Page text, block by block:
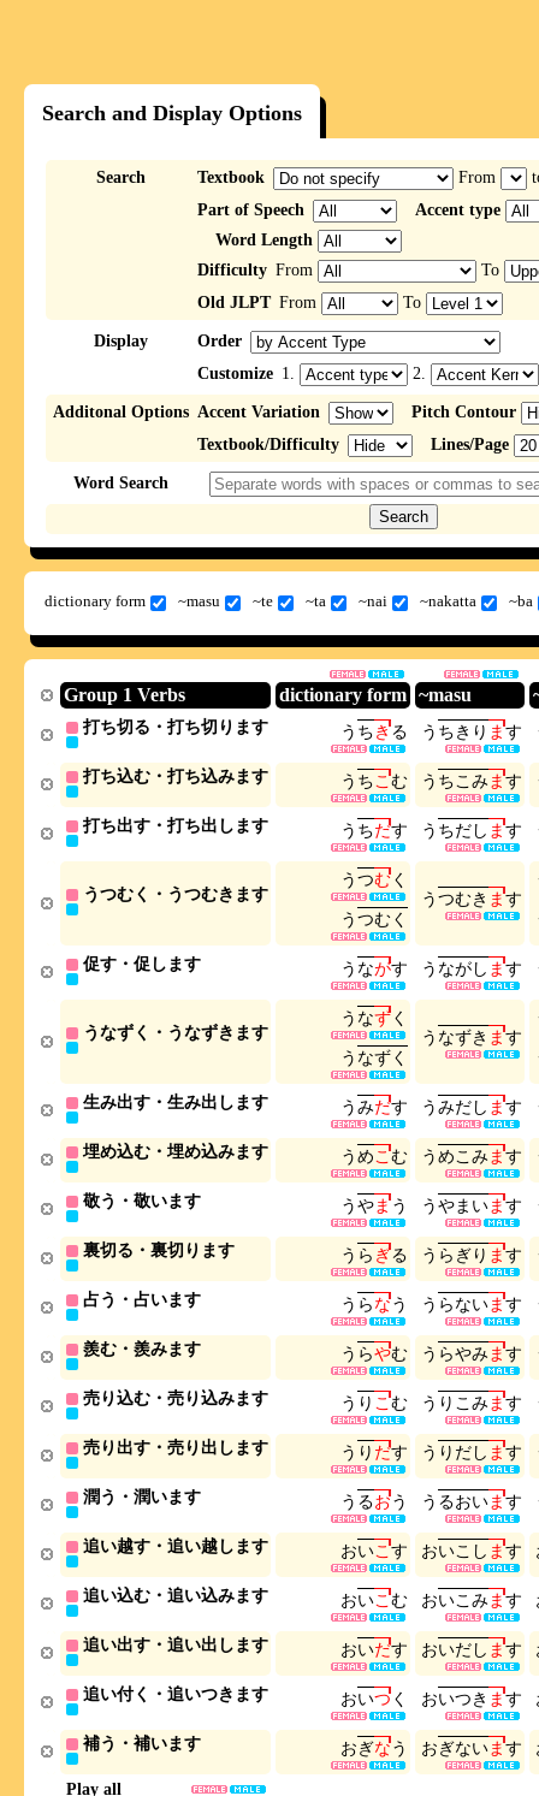
Search and Display Options
Search Textbook From
Part of Speech
Accent type
Word Length
Difficulty From
To
Old JLPT From To
Display
Order
Customize 1. 2.
Additonal Options Accent Variation
Pitch Contour
Textbook/Difficulty
Lines/Page
Word Search
dictionary form ~masu ~te ~ta ~nai ~nakatta ~ba
Group 1 Verbs dictionary form ~masu
Play all
打ち切る・打ち切ります う ちきる う ちき り ます
打ち込む・打ち込みます う ちこむ う ちこ みます
打ち出す・打ち出します う ちだす う ちだし ます
うつむく・うつむきます
うつむく
うつむく
うつむき ます
促す・促します う ながす う ながし ます
うなずく・うなずきます
う なずく
う なずく
う なずき ます
生み出す・生み出します うみだす うみだし ます
埋め込む・埋め込みます うめこむ うめこ みます
敬う・敬います うやまう うやま います
裏切る・裏切ります う ら ぎる う ら ぎり ます
占う・占います う らなう う らないます
羨む・羨みます う らやむ う らやみます
売り込む・売り込みます う り こむ う り こ みます
売り出す・売り出します う り だす う り だし ます
潤う・潤います う るおう う るおいます
追い越す・追い越します おいこす おいこ し ます
追い込む・追い込みます おいこむ おいこ みます
追い出す・追い出します おいだす おいだし ます
追い付く・追いつきます おいつく おいつき ます
補う・補います おぎなう おぎないます